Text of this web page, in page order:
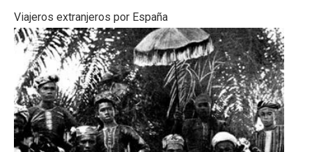
Viajeros extranjeros por España